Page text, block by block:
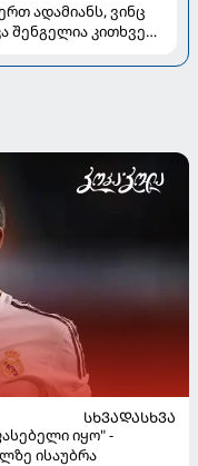
ადამიანს, ვინც
შენგელია კითხვებს
ᲡᲮᲕᲐᲓᲐᲡᲮᲕᲐ
იყო" -
ისაუბრა